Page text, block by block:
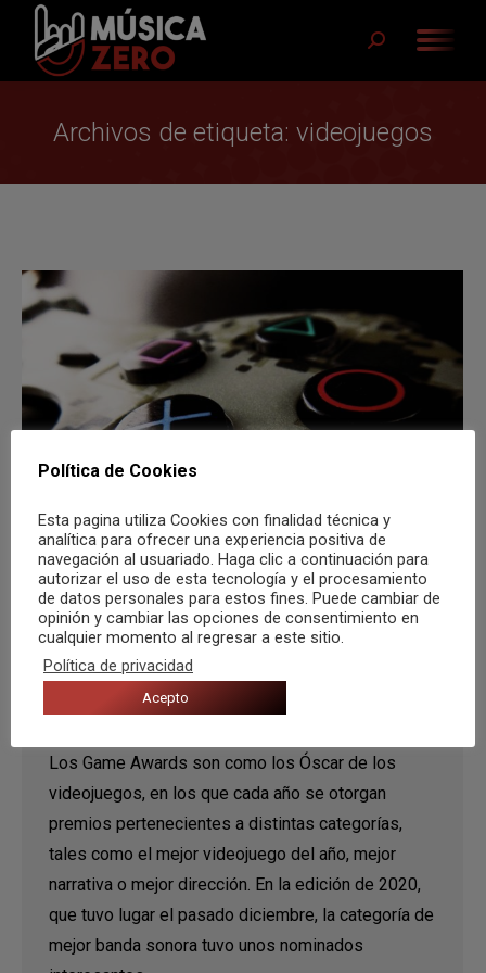
Buscar:
Archivos de etiqueta: videojuegos
Nominados y ganador de los Game
Awards 2020 a mejor banda sonora
Recomendaciones
Los Game Awards son como los Óscar de los
videojuegos, en los que cada año se otorgan
premios pertenecientes a distintas categorías,
tales como el mejor videojuego del año, mejor
narrativa o mejor dirección. En la edición de 2020,
que tuvo lugar el pasado diciembre, la categoría de
mejor banda sonora tuvo unos nominados
Política de Cookies
Esta pagina utiliza Cookies con finalidad técnica y
analítica para ofrecer una experiencia positiva de
navegación al usuariado. Haga clic a continuación para
autorizar el uso de esta tecnología y el procesamiento
de datos personales para estos fines. Puede cambiar de
opinión y cambiar las opciones de consentimiento en
cualquier momento al regresar a este sitio.
Política de privacidad
Acepto